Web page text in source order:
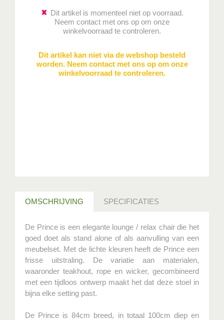
Dit artikel is momenteel niet op voorraad.
Neem contact met ons op om onze
winkelvoorraad te controleren.
Dit artikel kan niet via de webshop besteld
worden. Neem contact met ons op om onze
winkelvoorraad te controleren.
OMSCHRIJVING SPECIFICATIES
De Prince is een elegante lounge / relax chair die het
goed doet als stand alone of als aanvulling van een
meubelset. Met de lichte kleuren heeft de Prince een
frisse uitstraling. De variatie aan materialen,
waaronder teakhout, rope en wicker, gecombineerd
met een tijdloos ontwerp maakt het dat deze stoel in
bijna elke setting past.
De Prince is 84cm breed, in totaal 100cm diep en